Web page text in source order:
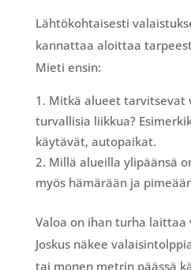
Lähtökohtaisesti
kannattaa aloittaa
Mieti ensin:
Mitkä alueet tarvitsevat
turvallisia liikkua?
käytävät, autopaikat.
Millä alueilla ylipäänsä
myös hämärään ja
Valoa on ihan turha
Joskus näkee
tai monen metrin päässä